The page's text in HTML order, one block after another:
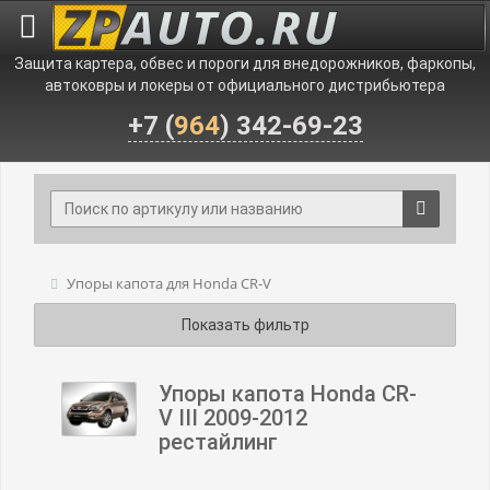
Защита картера, обвес и пороги для внедорожников, фаркопы,
автоковры и локеры от официального дистрибьютера
+7 (964) 342-69-23
Упоры капота для Honda CR-V
Показать фильтр
Упоры капота Honda CR-
V III 2009-2012
рестайлинг